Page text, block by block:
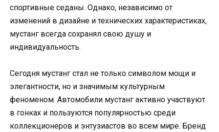
спортивные седаны. Однако, независимо от
изменений в дизайне и технических характеристиках,
мустанг всегда сохранял свою душу и
индивидуальность.
Сегодня мустанг стал не только символом мощи и
элегантности, но и значимым культурным
феноменом. Автомобили мустанг активно участвуют
в гонках и пользуются популярностью среди
коллекционеров и энтузиастов во всем мире. Бренд